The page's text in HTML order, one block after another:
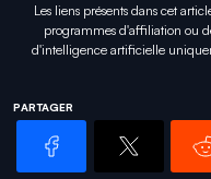
Les liens présents dans cet
programmes d'affiliation ou
d'intelligence artificielle
PARTAGER